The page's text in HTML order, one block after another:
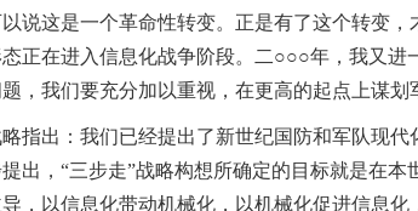
说这是一个革命性转变。正是有了这个转变
正在进入信息化战争阶段。二○○○年，我又
，我们要充分加以重视，在更高的起点上谋划
出：我们已经提出了新世纪国防和军队现代
出，“三步走”战略构想所确定的目标就是在
，以信息化带动机械化，以机械化促进信息化